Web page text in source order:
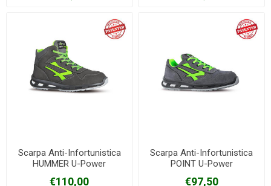
Scarpa Anti-Infortunistica
HUMMER U-Power
€110,00
Scarpa Anti-Infortunistica
POINT U-Power
€97,50